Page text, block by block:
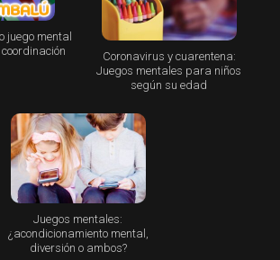
juego mental
Coronavirus y cuarentena:
Juegos mentales para niños
según su edad
Juegos mentales:
¿acondicionamiento mental,
diversión o ambos?